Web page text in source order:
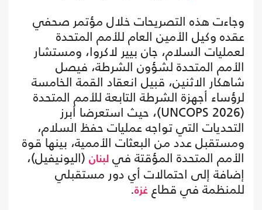
وجاءت هذه التصريحات خلال مؤتمر صحفي
عقده وكيل الأمين العام للأمم المتحدة
لعمليات السلام، جان بيير لاكروا، ومستشار
الأمم المتحدة لشؤون الشرطة، فيصل
شاهكار الاثنين، قبيل انعقاد القمة الخامسة
لرؤساء أجهزة الشرطة التابعة للأمم المتحدة
(UNCOPS 2026)، حيث استعرضا أبرز
التحديات التي تواجه عمليات حفظ السلام،
ومستقبل عدد من البعثات الأممية، بينها قوة
الأمم المتحدة المؤقتة في لبنان (اليونيفيل)،
إضافة إلى احتمالات أي دور مستقبلي
للمنظمة في قطاع غزة.